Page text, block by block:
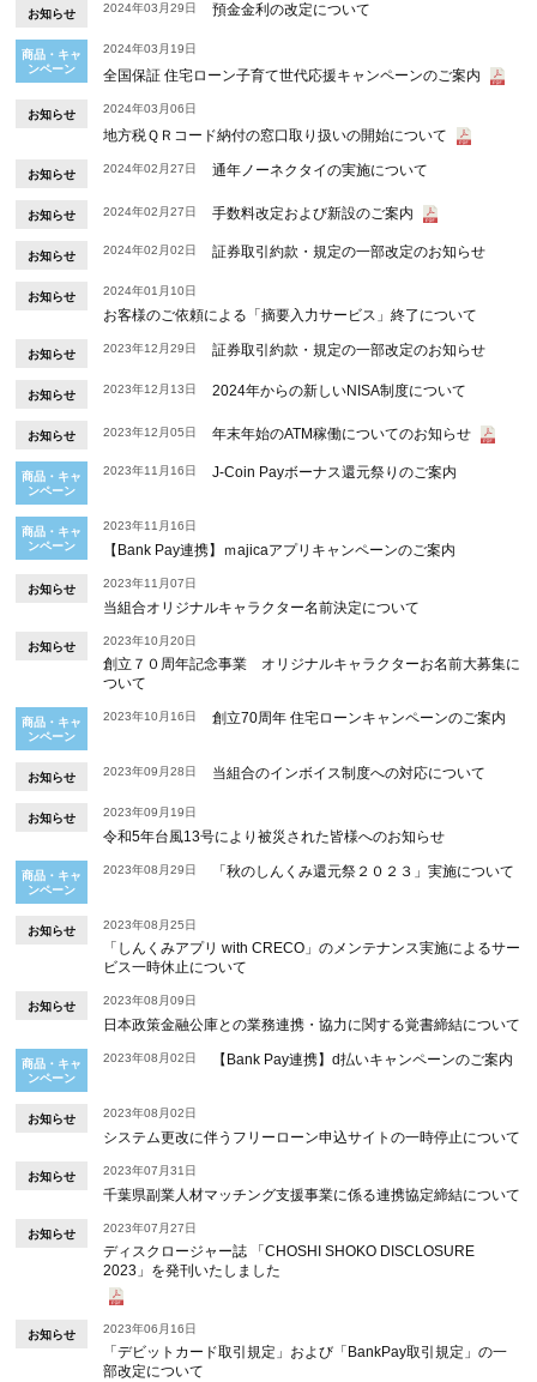
お知らせ 2024年03月29日 預金金利の改定について
商品・キャ
ンペーン
2024年03月19日
全国保証 住宅ローン子育て世代応援キャンペーンのご案内
お知らせ 2024年03月06日
地方税ＱＲコード納付の窓口取り扱いの開始について
お知らせ 2024年02月27日 通年ノーネクタイの実施について
お知らせ 2024年02月27日 手数料改定および新設のご案内
お知らせ 2024年02月02日 証券取引約款・規定の一部改定のお知らせ
お知らせ 2024年01月10日
お客様のご依頼による「摘要入力サービス」終了について
お知らせ 2023年12月29日 証券取引約款・規定の一部改定のお知らせ
お知らせ 2023年12月13日 2024年からの新しいNISA制度について
お知らせ 2023年12月05日 年末年始のATM稼働についてのお知らせ
商品・キャ
ンペーン
2023年11月16日 J‐Coin Payボーナス還元祭りのご案内
商品・キャ
ンペーン
2023年11月16日
【Bank Pay連携】ｍajicaアプリキャンペーンのご案内
お知らせ 2023年11月07日
当組合オリジナルキャラクター名前決定について
お知らせ 2023年10月20日
創立７０周年記念事業 オリジナルキャラクターお名前大募集に
ついて
商品・キャ
ンペーン
2023年10月16日 創立70周年 住宅ローンキャンペーンのご案内
お知らせ 2023年09月28日 当組合のインボイス制度への対応について
お知らせ 2023年09月19日
令和5年台風13号により被災された皆様へのお知らせ
商品・キャ
ンペーン
2023年08月29日 「秋のしんくみ還元祭２０２３」実施について
お知らせ 2023年08月25日
「しんくみアプリ with CRECO」のメンテナンス実施によるサー
ビス一時休止について
お知らせ 2023年08月09日
日本政策金融公庫との業務連携・協力に関する覚書締結について
商品・キャ
ンペーン
2023年08月02日 【Bank Pay連携】d払いキャンペーンのご案内
お知らせ 2023年08月02日
システム更改に伴うフリーローン申込サイトの一時停止について
お知らせ 2023年07月31日
千葉県副業人材マッチング支援事業に係る連携協定締結について
お知らせ 2023年07月27日
ディスクロージャー誌 「CHOSHI SHOKO DISCLOSURE
2023」を発刊いたしました
お知らせ 2023年06月16日
「デビットカード取引規定」および「BankPay取引規定」の一
部改定について